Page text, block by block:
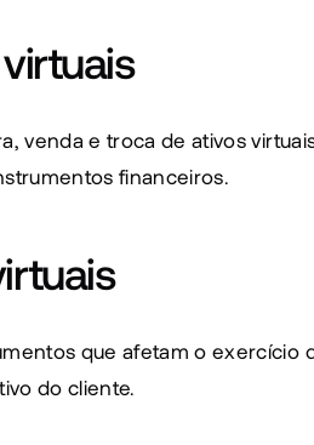
venda e troca de ativos
financeiros.
que afetam o
do cliente.